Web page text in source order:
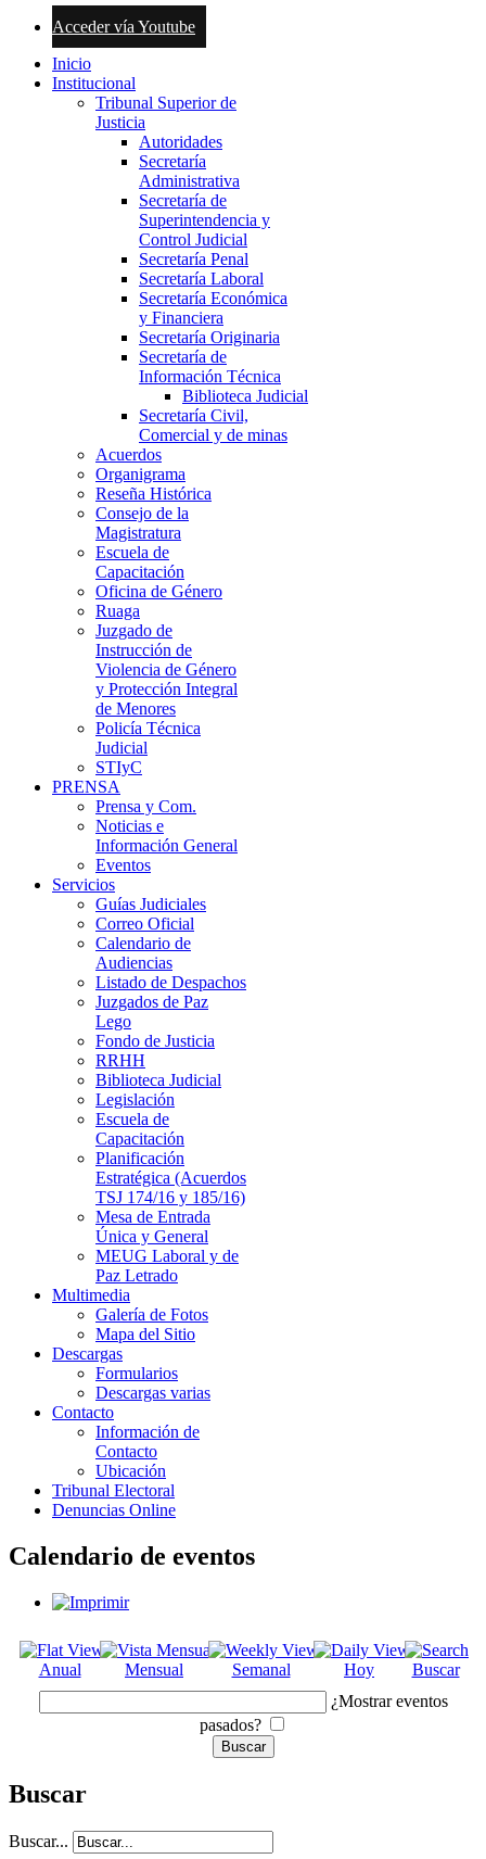
Acceder vía Youtube
Inicio
Institucional
Tribunal Superior de
Justicia
Autoridades
Secretaría
Administrativa
Secretaría de
Superintendencia y
Control Judicial
Secretaría Penal
Secretaría Laboral
Secretaría Económica
y Financiera
Secretaría Originaria
Secretaría de
Información Técnica
Biblioteca Judicial
Secretaría Civil,
Comercial y de minas
Acuerdos
Organigrama
Reseña Histórica
Consejo de la
Magistratura
Escuela de
Capacitación
Oficina de Género
Ruaga
Juzgado de
Instrucción de
Violencia de Género
y Protección Integral
de Menores
Policía Técnica
Judicial
STIyC
PRENSA
Prensa y Com.
Noticias e
Información General
Eventos
Servicios
Guías Judiciales
Correo Oficial
Calendario de
Audiencias
Listado de Despachos
Juzgados de Paz
Lego
Fondo de Justicia
RRHH
Biblioteca Judicial
Legislación
Escuela de
Capacitación
Planificación
Estratégica (Acuerdos
TSJ 174/16 y 185/16)
Mesa de Entrada
Única y General
MEUG Laboral y de
Paz Letrado
Multimedia
Galería de Fotos
Mapa del Sitio
Descargas
Formularios
Descargas varias
Contacto
Información de
Contacto
Ubicación
Tribunal Electoral
Denuncias Online
Calendario de eventos
Anual Mensual Semanal Hoy
Buscar
¿Mostrar eventos
pasados?
Buscar
Buscar...